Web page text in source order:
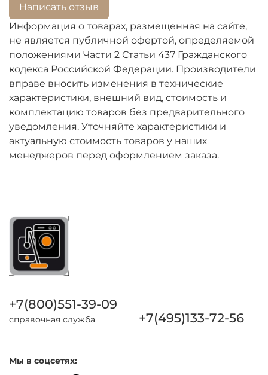
Написать отзыв
Информация о товарах, размещенная на сайте,
не является публичной офертой, определяемой
положениями Части 2 Статьи 437 Гражданского
кодекса Российской Федерации. Производители
вправе вносить изменения в технические
характеристики, внешний вид, стоимость и
комплектацию товаров без предварительного
уведомления. Уточняйте характеристики и
актуальную стоимость товаров у наших
менеджеров перед оформлением заказа.
+7(800)551-39-09
справочная служба +7(495)133-72-56
Мы в соцсетях: